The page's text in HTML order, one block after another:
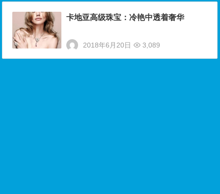
卡地亚高级珠宝：冷艳中透着奢华
2018年6月20日 3,089